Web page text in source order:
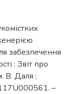
забезпечення
: Звіт про
В. Даля ;
–